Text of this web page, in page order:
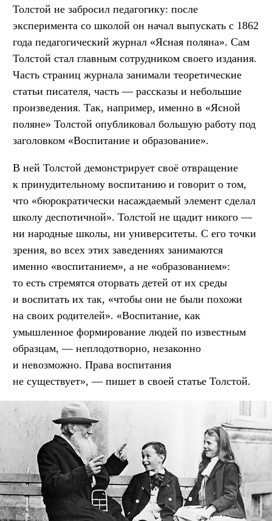
Толстой не забросил педагогику: после
эксперимента со школой он начал выпускать с 1862
года педагогический журнал «Ясная поляна». Сам
Толстой стал главным сотрудником своего издания.
Часть страниц журнала занимали теоретические
статьи писателя, часть — рассказы и небольшие
произведения. Так, например, именно в «Ясной
поляне» Толстой опубликовал большую работу под
заголовком «Воспитание и образование».
В ней Толстой демонстрирует своё отвращение
к принудительному воспитанию и говорит о том,
что «бюрократически насаждаемый элемент сделал
школу деспотичной». Толстой не щадит никого —
ни народные школы, ни университеты. С его точки
зрения, во всех этих заведениях занимаются
именно «воспитанием», а не «образованием»:
то есть стремятся оторвать детей от их среды
и воспитать их так, «чтобы они не были похожи
на своих родителей». «Воспитание, как
умышленное формирование людей по известным
образцам, — неплодотворно, незаконно
и невозможно. Права воспитания
не существует», — пишет в своей статье Толстой.